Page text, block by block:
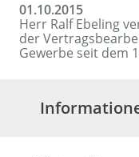
01.10.2015
Herr Ralf Ebeling
der
Gewerbe seit dem